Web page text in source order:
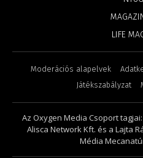
LIFE
Moderációs alapelvek
Játékszabályzat
Az Oxygen Media Csoport
Alisca Network Kft. és a Lajta
Média